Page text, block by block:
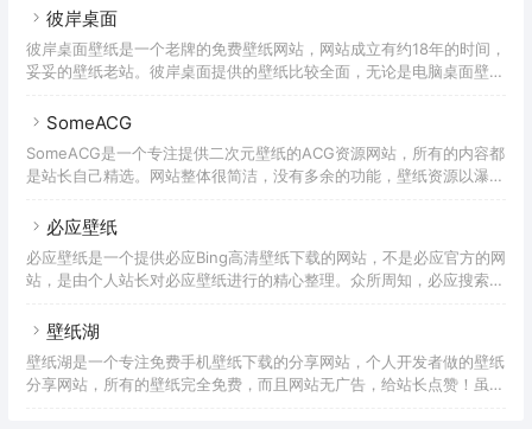
早期的电脑桌面壁纸到现在的手机壁纸，这里都有在持续更新。与传统
的壁纸网站不同，桌面壁纸是以「辑」为单位进行更新，每一「辑」都
包含不同数量的同类型壁纸。如果你习惯传统的单张模式，也可以选择
顶部栏目中的「壁纸精选」查看，自由选择比较方便。除了静态壁纸
彼岸桌面
彼岸桌面壁纸是一个老牌的免费壁纸网站，网站成立有约18年的时间，
妥妥的壁纸老站。彼岸桌面提供的壁纸比较全面，无论是电脑桌面壁
是免费下载，绝对的福利网站。彼岸桌面站内的又少许广告，但是不影
高支持4K壁纸下载。不过4K壁纸下载有数量限制，赞助后可以获得更
多下载次数，赞助费用也不贵，30元就可以获得一年的VIP资格。如果
SomeACG
SomeACG是一个专注提供二次元壁纸的ACG资源网站，所有的内容都
是站长自己精选。网站整体很简洁，没有多余的功能，壁纸资源以瀑布
可以通过筛选直接查看。打开壁纸后，直接点击「下载原图」即可，而
SomeACG的所有壁纸资源均免费，喜欢二次元壁纸的童鞋可以多多关
注下SomeACG。
必应壁纸
必应壁纸是一个提供必应Bing高清壁纸下载的网站，不是必应官方的网
站，是由个人站长对必应壁纸进行的精心整理。众所周知，必应搜索的
那么这个网站也不例外，站长对全球、各地区的壁纸按照年份、月份、
持按月打包下载。如果你是付费会员，还可以下载更高分辨率、无水印
的4K壁纸，可以下载未来一段时间内Bing的新壁纸。不过如果没有付
壁纸湖
壁纸湖是一个专注免费手机壁纸下载的分享网站，个人开发者做的壁纸
分享网站，所有的壁纸完全免费，而且网站无广告，给站长点赞！虽然